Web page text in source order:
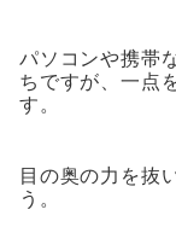
パソコンや携帯
ちですが、一点
す。
目の奥の力を抜
う。